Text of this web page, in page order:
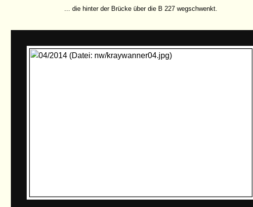
... die hinter der Brücke über die B 227 wegschwenkt.